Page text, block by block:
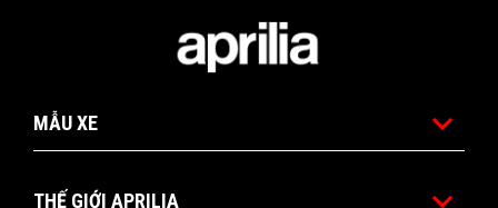
MẪU XE
THẾ GIỚI APRILIA